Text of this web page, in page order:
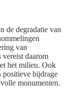
de degradatie van
van
vereist daarom
het milieu. Ook
positieve bijdrage
monumenten.